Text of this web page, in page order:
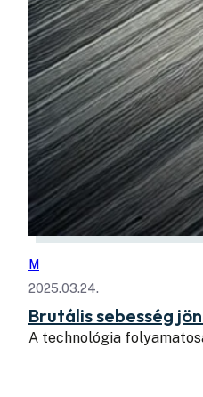
M
2025.03.24.
Brutális sebesség
A technológia